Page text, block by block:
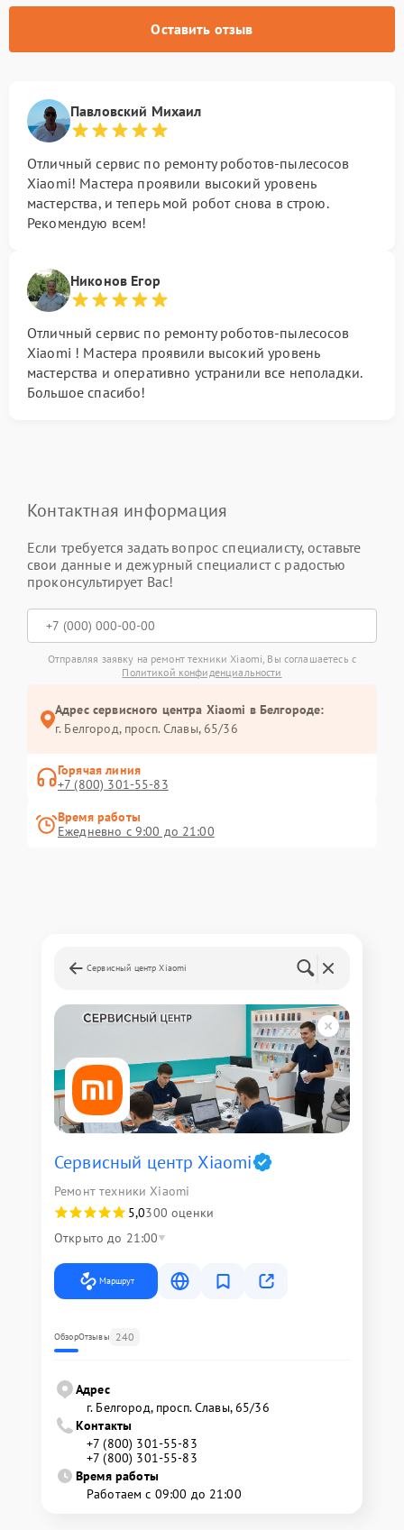
Оставить отзыв
Павловский Михаил
Отличный сервис по ремонту роботов-пылесосов
Xiaomi! Мастера проявили высокий уровень
мастерства, и теперь мой робот снова в строю.
Рекомендую всем!
Никонов Егор
Отличный сервис по ремонту роботов-пылесосов
Xiaomi ! Мастера проявили высокий уровень
мастерства и оперативно устранили все неполадки.
Большое спасибо!
Контактная информация
Если требуется задать вопрос специалисту, оставьте
свои данные и дежурный специалист с радостью
проконсультирует Вас!
Отправляя заявку на ремонт техники Xiaomi, Вы соглашаетесь с
Политикой конфиденциальности
Адрес сервисного центра Xiaomi в Белгороде:
г. Белгород, просп. Славы, 65/36
Горячая линия
+7 (800) 301-55-83
Время работы
Ежедневно с 9:00 до 21:00
Сервисный центр Xiaomi
Сервисный центр Xiaomi
Ремонт техники Xiaomi
5,0300 оценки
Открыто до 21:00
Маршрут
ОбзорОтзывы 240
Адрес
г. Белгород, просп. Славы, 65/36
Контакты
+7 (800) 301-55-83
+7 (800) 301-55-83
Время работы
Работаем с 09:00 до 21:00